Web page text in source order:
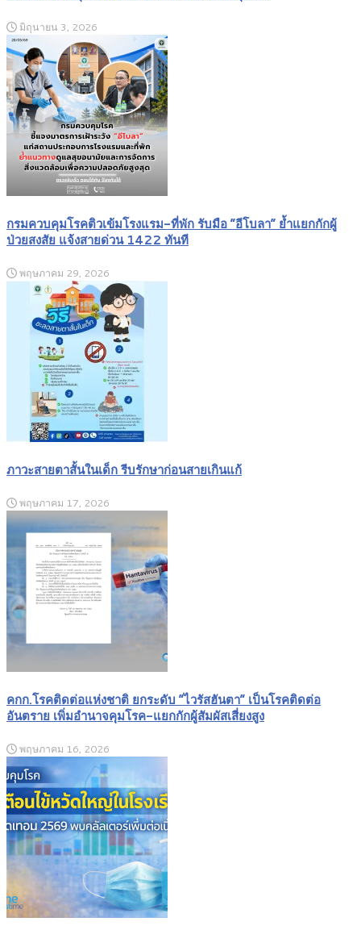
มิถุนายน 3, 2026
กรมควบคุมโรคติวเข้มโรงแรม-ที่พัก รับมือ “อีโบลา” ย้ำแยกกักผู้
ป่วยสงสัย แจ้งสายด่วน 1422 ทันที
พฤษภาคม 29, 2026
ภาวะสายตาสั้นในเด็ก รีบรักษาก่อนสายเกินแก้
พฤษภาคม 17, 2026
คกก.โรคติดต่อแห่งชาติ ยกระดับ “ไวรัสฮันตา” เป็นโรคติดต่อ
อันตราย เพิ่มอำนาจคุมโรค-แยกกักผู้สัมผัสเสี่ยงสูง
พฤษภาคม 16, 2026